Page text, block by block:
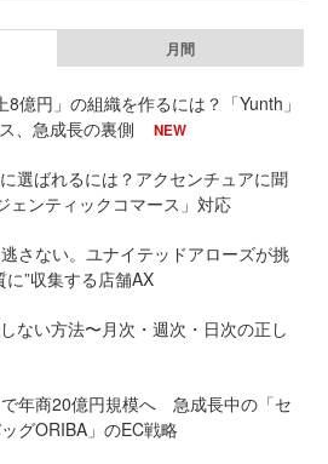
月間
億円」の組織を作るには？「Yunth」
、急成長の裏側
NEW
選ばれるには？アクセンチュアに聞
ェンティックコマース」対応
逃さない。ユナイテッドアローズが挑
”収集する店舗AX
ない方法〜月次・週次・日次の正し
年商20億円規模へ 急成長中の「セ
グORIBA」のEC戦略